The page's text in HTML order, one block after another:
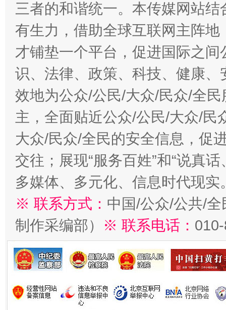
三者的和谐统一。本传媒网站
有生力，借助全球互联网主阵
才铺垫一个平台，促进国际之
识、法律、政策、科技、健康
效地为公众/公民/大众/民众/全
主，全面贴近公众/公民/大众/民
大众/民众/全民的安全信息，促
交往；展现“服务百姓”和“说真
多媒体、多元化、信息时代现实
※ 联系方式： 中国/公众/公共/
制作采编部）
※ 联系电话：